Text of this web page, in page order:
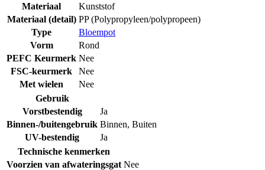
Materiaal
Kunststof
Materiaal (detail) PP (Polypropyleen/polypropeen)
Type
Bloempot
Vorm
Rond
PEFC Keurmerk Nee
FSC-keurmerk
Nee
Met wielen
Nee
Gebruik
Vorstbestendig
Ja
Binnen-/buitengebruik Binnen, Buiten
UV-bestendig
Ja
Technische kenmerken
Voorzien van afwateringsgat Nee